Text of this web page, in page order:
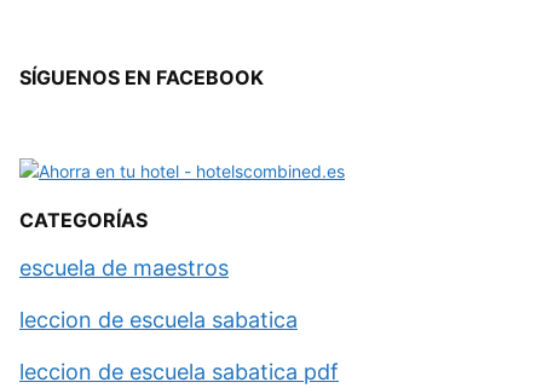
SÍGUENOS EN FACEBOOK
CATEGORÍAS
escuela de maestros
leccion de escuela sabatica
leccion de escuela sabatica pdf